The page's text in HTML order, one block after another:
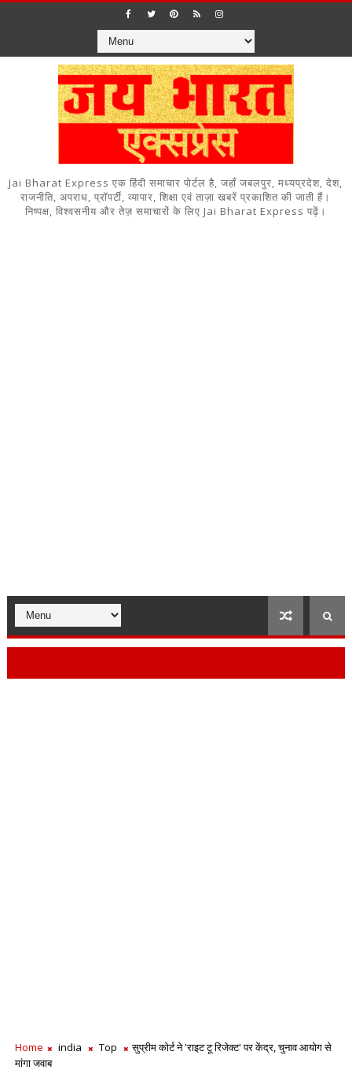
Jai Bharat Express एक हिंदी समाचार पोर्टल है, जहाँ जबलपुर, मध्यप्रदेश, देश,
राजनीति, अपराध, प्रॉपर्टी, व्यापार, शिक्षा एवं ताज़ा खबरें प्रकाशित की जाती हैं।
निष्पक्ष, विश्वसनीय और तेज़ समाचारों के लिए Jai Bharat Express पढ़ें।
Home india Top
सुप्रीम कोर्ट ने 'राइट टू रिजेक्ट' पर केंद्र, चुनाव आयोग से
मांगा जवाब